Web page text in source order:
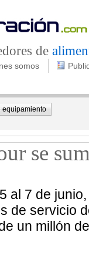
de
somos
equipamiento
se
al 7 de
de servicio
un millón